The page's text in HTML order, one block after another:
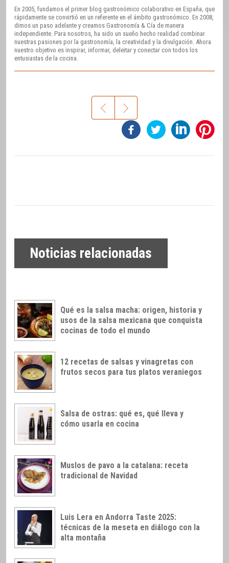
En 2005, fundamos el primer blog gastronómico colaborativo en España, que
rápidamente se convirtió en un referente en el ámbito gastronómico. En 2008,
dimos un paso adelante y creamos Gastronomía & Cía de manera
independiente. Para nosotros, ha sido un sueño hecho realidad combinar
nuestras pasiones por la gastronomía, la creatividad y la divulgación. Ahora
nuestro objetivo es inspirar, informar, deleitar y conectar con todos los
entusiastas de la cocina.
Noticias relacionadas
Qué es la salsa macha: origen, historia y
usos de la salsa mexicana que conquista
cocinas de todo el mundo
12 recetas de salsas y vinagretas con
frutos secos para tus platos veraniegos
Salsa de ostras: qué es, qué lleva y
cómo usarla en cocina
Muslos de pavo a la catalana: receta
tradicional de Navidad
Luis Lera en Andorra Taste 2025:
técnicas de la meseta en diálogo con la
alta montaña